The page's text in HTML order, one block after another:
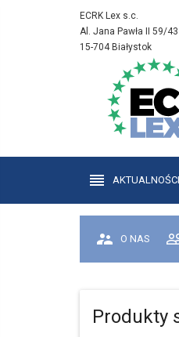
ECRK Lex s.c.
Al. Jana Pawła II 59/43
15-704 Białystok
AKTUALNOŚCI
O NAS
Produkty